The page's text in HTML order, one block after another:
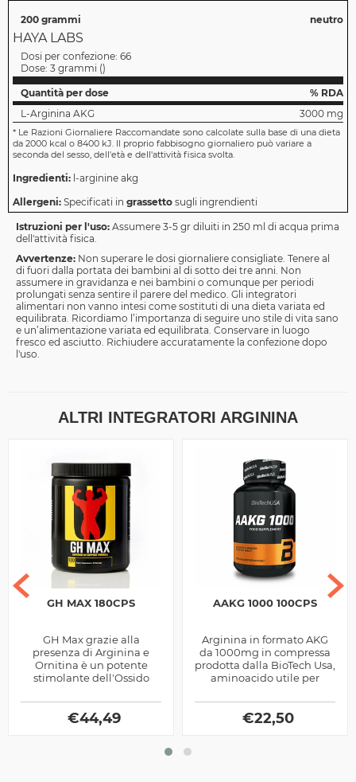
200 grammi neutro
HAYA LABS
Dosi per confezione: 66
Dose: 3 grammi ()
Quantità per dose
% RDA
L-Arginina AKG
3000 mg
* Le Razioni Giornaliere Raccomandate sono calcolate sulla base di una dieta
da 2000 kcal o 8400 kJ. Il proprio fabbisogno giornaliero può variare a
seconda del sesso, dell'età e dell'attività fisica svolta.
Ingredienti: l-arginine akg
Allergeni: Specificati in grassetto sugli ingrendienti
Istruzioni per l'uso: Assumere 3-5 gr diluiti in 250 ml di acqua prima
dell'attività fisica.
Avvertenze: Non superare le dosi giornaliere consigliate. Tenere al
di fuori dalla portata dei bambini al di sotto dei tre anni. Non
assumere in gravidanza e nei bambini o comunque per periodi
prolungati senza sentire il parere del medico. Gli integratori
alimentari non vanno intesi come sostituti di una dieta variata ed
equilibrata. Ricordiamo l’importanza di seguire uno stile di vita sano
e un’alimentazione variata ed equilibrata. Conservare in luogo
fresco ed asciutto. Richiudere accuratamente la confezione dopo
l'uso.
ALTRI INTEGRATORI ARGININA
GH MAX 180CPS
GH Max grazie alla
presenza di Arginina e
Ornitina è un potente
stimolante dell'Ossido
estratti vegetali prodotto
dalle Universal...
€44,49
AAKG 1000 100CPS
Arginina in formato AKG
da 1000mg in compressa
prodotta dalla BioTech Usa,
aminoacido utile per
muscolare.
€22,50